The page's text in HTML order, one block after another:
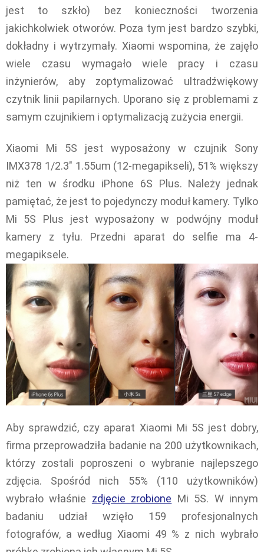
jest to szkło) bez konieczności tworzenia
jakichkolwiek otworów. Poza tym jest bardzo szybki,
dokładny i wytrzymały. Xiaomi wspomina, że zajęło
wiele czasu wymagało wiele pracy i czasu
inżynierów, aby zoptymalizować ultradźwiękowy
czytnik linii papilarnych. Uporano się z problemami z
samym czujnikiem i optymalizacją zużycia energii.
Xiaomi Mi 5S jest wyposażony w czujnik Sony
IMX378 1/2.3″ 1.55um (12-megapikseli), 51% większy
niż ten w środku iPhone 6S Plus. Należy jednak
pamiętać, że jest to pojedynczy moduł kamery. Tylko
Mi 5S Plus jest wyposażony w podwójny moduł
kamery z tyłu. Przedni aparat do selfie ma 4-
megapiksele.
Aby sprawdzić, czy aparat Xiaomi Mi 5S jest dobry,
firma przeprowadziła badanie na 200 użytkownikach,
którzy zostali poproszeni o wybranie najlepszego
zdjęcia. Spośród nich 55% (110 użytkowników)
wybrało właśnie zdjęcie zrobione Mi 5S. W innym
badaniu udział wzięło 159 profesjonalnych
fotografów, a według Xiaomi 49 % z nich wybrało